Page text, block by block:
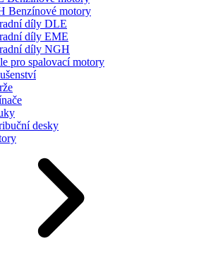
Benzínové motory
díly DLE
díly EME
díly NGH
pro spalovací motory
desky